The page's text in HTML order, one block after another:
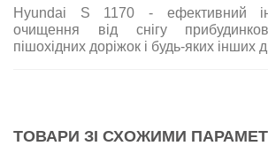
Hyundai S 1170 - ефективний
очищення від снігу
пішохідних доріжок і будь-яких інших
ТОВАРИ ЗІ СХОЖИМИ